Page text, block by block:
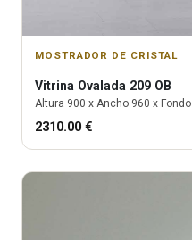
MOSTRADOR DE CRISTAL
Vitrina Ovalada 209 OB
Altura 900 x Ancho 960 x Fondo
2310.00 €